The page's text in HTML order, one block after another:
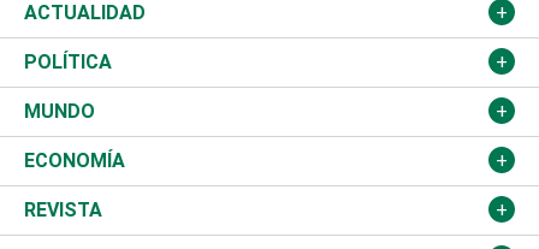
ACTUALIDAD
Nacional
Ciudad
Educación
Salud
POLÍTICA
Partidos
JCE
TSE
MUNDO
Estados Unidos
América Latina
ECONOMÍA
Finanzas
REVISTA